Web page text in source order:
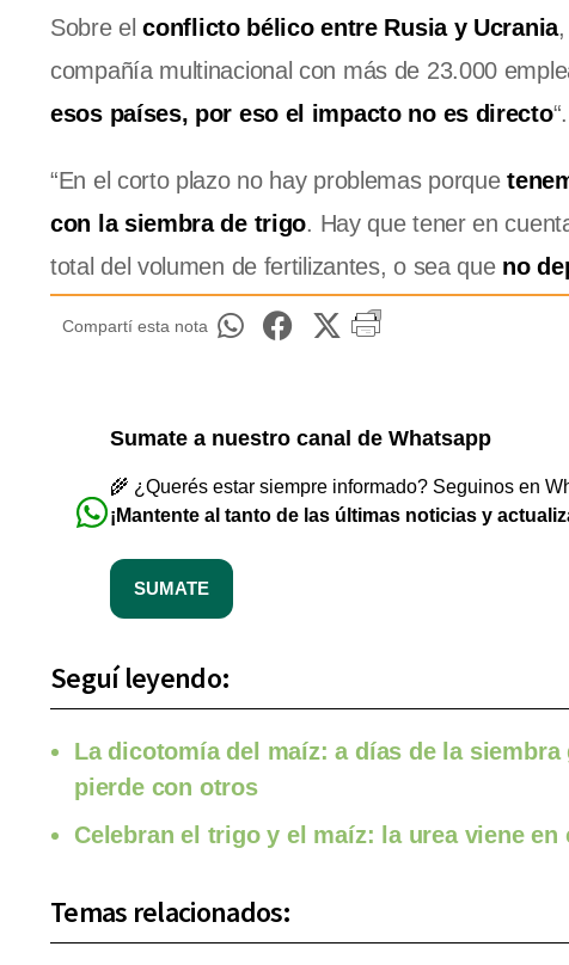
Sobre elconflicto bélico entre Rusia y Ucrania,
compañía multinacional con más de 23.000
esos países, por eso el impacto no es directo“.
“En el corto plazo no hay problemas porque
con la siembra de trigo. Hay que tener en
total del volumen de fertilizantes, o sea queno
Compartí esta nota
Sumate a nuestro canal de Whatsapp
🌾 ¿Querés estar siempre informado? Seguinos en
¡Mantente al tanto de las últimas noticias y
SUMATE
Seguí leyendo:
La dicotomía del maíz: a días de la
pierde con otros
Celebran el trigo y el maíz: la urea viene
Temas relacionados: